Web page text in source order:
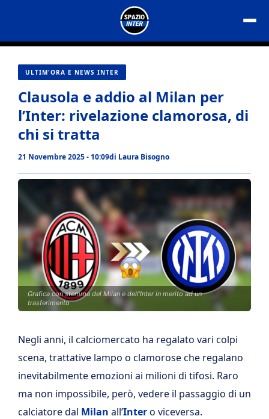
contenuto
ULTIM'ORA E NEWS INTER
Clausola e addio al Milan per
l’Inter: rivelazione clamorosa, di
chi si tratta
21 Novembre 2025 - 10:09di Laura Bisogno
Grafica con stemma del Milan e dell'Inter in merito ad un
trasferimento
Negli anni, il calciomercato ha regalato vari colpi
scena, trattative lampo o clamorose che regalano
inevitabilmente emozioni ai milioni di tifosi. Raro
ma non impossibile, però, vedere il passaggio di un
calciatore dal Milan all’Intero viceversa.